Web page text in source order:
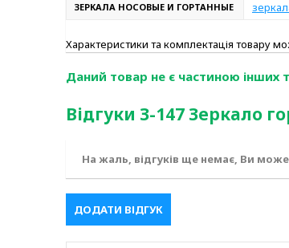
ЗЕРКАЛА НОСОВЫЕ И ГОРТАННЫЕ
Характеристики та комплектація товару
Даний товар не є частиною інших
Відгуки З-147 Зеркало
На жаль, відгуків ще немає, Ви
ДОДАТИ ВІДГУК